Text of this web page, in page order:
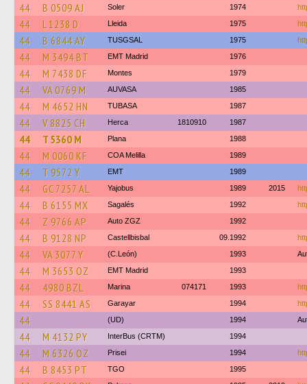
44 B 0509 AJ Soler 1974
44 L 1238 D Lleida 1975
44 B 6844 AY TUSGSAL 1975
44 M 3494 BT EMT Madrid 1976
44 M 7438 DF Montes 1979
44 VA 0769 M AUVASA 1985
44 M 4652 HN TUBASA 1987
44 V 8825 CH Herca 1810910 1987
44 T 5360 M Plana 1988
44 M 0060 KF COA Melilla 1989
44 T 9572 Y EMT 1989
44 GC 7257 AL Yajobus 1989 2015
44 B 6155 MX Sagalés 1992
44 Z 9766 AP Auto ZGZ 1992
44 B 9128 NP Castellbisbal 09.1992
44 VA 3077 Y (C.León) 1993
44 M 3653 OZ EMT Madrid 1993
44 4980 BZL Marina 074171 1993
44 SS 8441 AS Garayar 1994
44 (UD) 1994
44 M 4132 PY InterBus (CRTM) 1994
44 M 6326 OZ Prisei 1994
44 B 8453 PT TGO 1995